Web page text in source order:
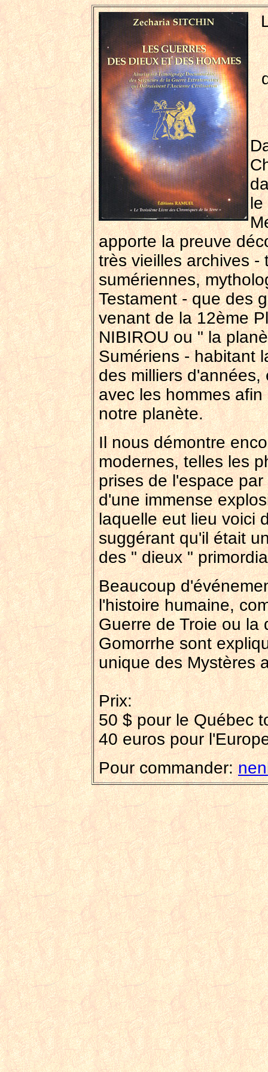
le
apporte la preuve
très vieilles archives -
sumériennes,
Testament - que des
venant de la 12ème
NIBIROU ou " la
Sumériens - habitant
des milliers
avec les hommes
notre planète.
Il nous démontre
modernes, telles les
prises de l'espace
d'une immense
laquelle eut lieu voici
suggérant qu'il était
des " dieux "
Beaucoup
l'histoire humaine,
Guerre de Troie ou la
Gomorrhe sont
unique des Mystères
Prix:
50 $ pour le Québec
40 euros pour
Pour commander: